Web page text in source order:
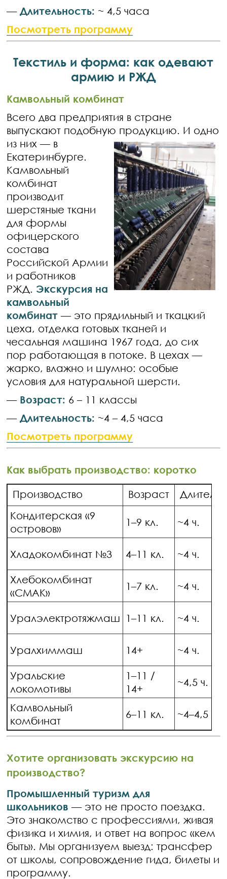
— Длительность: ~ 4,5 часа
Посмотреть программу
Текстиль и форма: как одевают
армию и РЖД
Камвольный комбинат
Всего два предприятия в стране
выпускают подобную продукцию. И одно
из них —в
Екатеринбурге.
Камвольный
комбинат
производит
шерстяные ткани
для формы
офицерского
состава
Российской Армии
и работников
РЖД. Экскурсия на
камвольный
комбинат — это прядильный и ткацкий
цеха, отделка готовых тканей и
чесальная машина 1967 года, до сих
пор работающая в потоке. В цехах —
жарко, влажно и шумно: особые
условия для натуральной шерсти.
— Возраст: 6 – 11 классы
— Длительность: ~4 – 4,5 часа
Посмотреть программу
Как выбрать производство: коротко
Производство
Возраст
Кондитерская «9
островов»
1–9 кл. ~4 ч.
Хладокомбинат №3 4–11 кл. ~4 ч.
Хлебокомбинат
«СМАК»
1–7 кл. ~4 ч.
Уралэлектротяжмаш 1–11 кл. ~4 ч.
Уралхиммаш 14+ ~4 ч.
Уральские
локомотивы
1–11 /
14+
~4,5 ч.
Камвольный
комбинат
6–11 кл. ~4–4,5 ч.
Хотите организовать экскурсию на
производство?
Промышленный туризм для
школьников — это не просто поездка.
Это знакомство с профессиями, живая
физика и химия, и ответ на вопрос «кем
быть». Мы организуем выезд: трансфер
от школы, сопровождение гида, билеты и
программу.